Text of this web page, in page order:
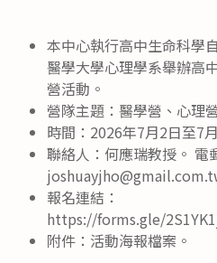
本中心執行高中生命科學
醫學大學心理學系舉辦高
營活動。
營隊主題：醫學營、心理
時間：2026年7月2日至7
聯絡人：何應瑞教授。 電
報名連結：
https://forms.gle/
附件：活動海報檔案。